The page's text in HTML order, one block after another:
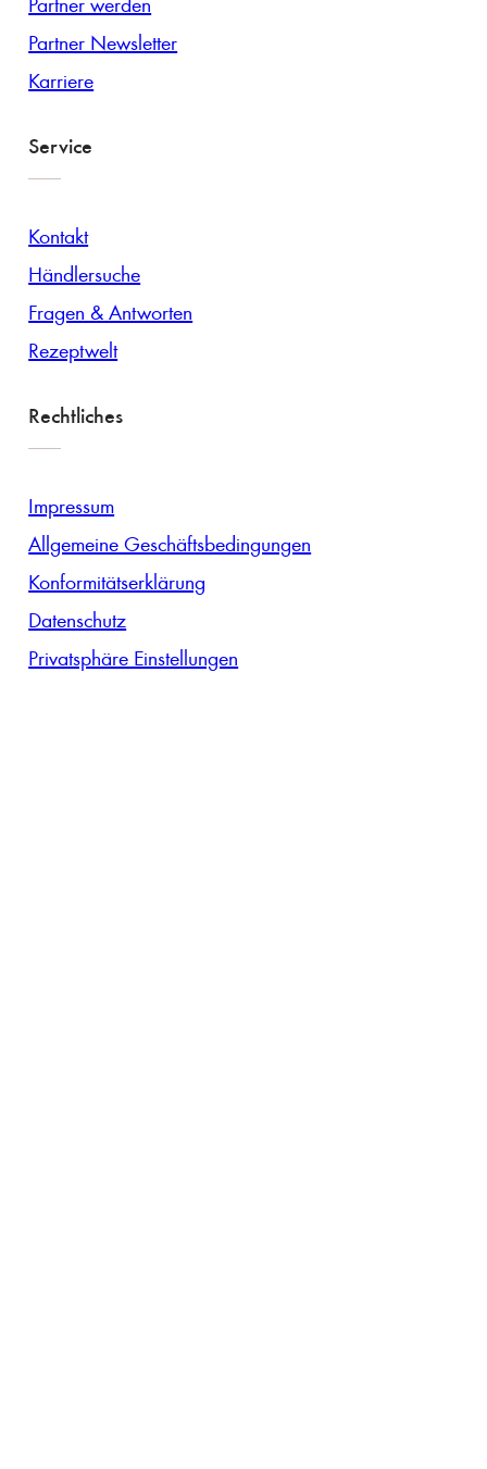
Partner Newsletter
Karriere
Service
Kontakt
Händlersuche
Fragen & Antworten
Rezeptwelt
Rechtliches
Impressum
Allgemeine Geschäftsbedingungen
Konformitätserklärung
Datenschutz
Privatsphäre Einstellungen